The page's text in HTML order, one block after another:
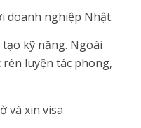
doanh nghiệp Nhật.
kỹ năng. Ngoài
luyện tác phong,
và xin visa